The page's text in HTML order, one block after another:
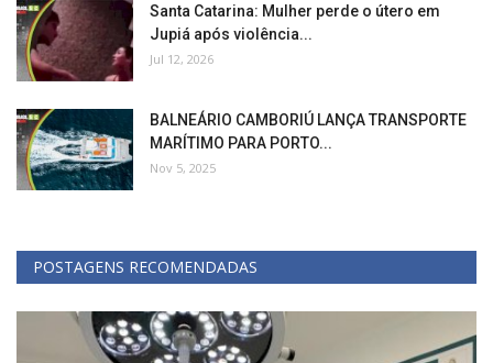
Santa Catarina: Mulher perde o útero em
Jupiá após violência...
Jul 12, 2026
BALNEÁRIO CAMBORIÚ LANÇA TRANSPORTE
MARÍTIMO PARA PORTO...
Nov 5, 2025
POSTAGENS RECOMENDADAS